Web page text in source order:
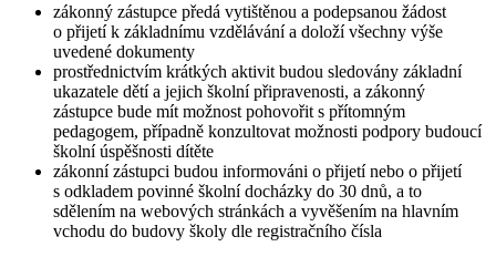
zákonný zástupce předá vytištěnou a podepsanou žádost
o přijetí k základnímu vzdělávání a doloží všechny výše
uvedené dokumenty
prostřednictvím krátkých aktivit budou sledovány základní
ukazatele dětí a jejich školní připravenosti, a zákonný
zástupce bude mít možnost pohovořit s přítomným
pedagogem, případně konzultovat možnosti podpory budoucí
školní úspěšnosti dítěte
zákonní zástupci budou informováni o přijetí nebo o přijetí
s odkladem povinné školní docházky do 30 dnů, a to
sdělením na webových stránkách a vyvěšením na hlavním
vchodu do budovy školy dle registračního čísla